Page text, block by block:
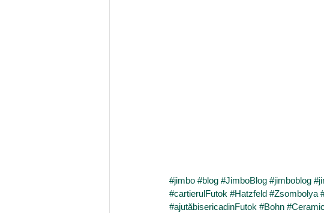
#jimbo #blog #JimboBlog #jimboblog
#cartierulFutok #Hatzfeld #Zsombolya
#ajutăbisericadinFutok #Bohn